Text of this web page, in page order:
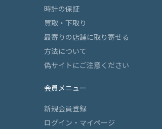
時計の保証
買取・下取り
最寄りの店舗に取り寄せる
方法について
偽サイトにご注意ください
会員メニュー
新規会員登録
ログイン・マイページ